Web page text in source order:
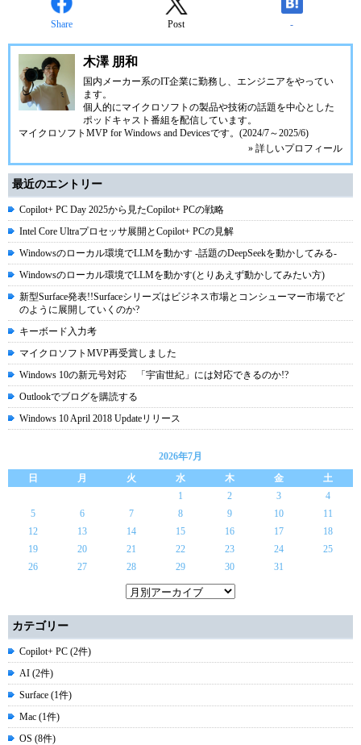
Share Post -
木澤 朋和
国内メーカー系のIT企業に勤務し、エンジニアをやってい
ます。
個人的にマイクロソフトの製品や技術の話題を中心とした
ポッドキャスト番組を配信しています。
マイクロソフトMVP for Windows and Devicesです。(2024/7～2025/6)
» 詳しいプロフィール
最近のエントリー
Copilot+ PC Day 2025から見たCopilot+ PCの戦略
Intel Core Ultraプロセッサ展開とCopilot+ PCの見解
Windowsのローカル環境でLLMを動かす -話題のDeepSeekを動かしてみる-
Windowsのローカル環境でLLMを動かす(とりあえず動かしてみたい方)
新型Surface発表!!Surfaceシリーズはビジネス市場とコンシューマー市場でど
のように展開していくのか?
キーボード入力考
マイクロソフトMVP再受賞しました
Windows 10の新元号対応 「宇宙世紀」には対応できるのか!?
Outlookでブログを購読する
Windows 10 April 2018 Updateリリース
2026年7月
日
月 火 水 木 金
土
1
2 3
4
5
6 7 8 9 10
11
12
13 14 15 16 17
18
19
20 21 22 23 24
25
26
27 28 29 30 31
カテゴリー
Copilot+ PC (2件)
AI (2件)
Surface (1件)
Mac (1件)
OS (8件)